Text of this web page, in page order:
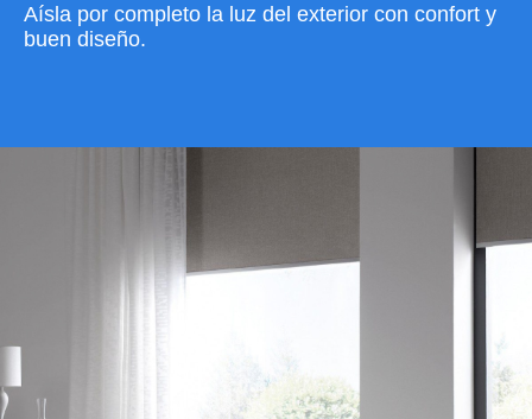
Aísla por completo la luz del exterior con confort y
buen diseño.
VER CATÁLOGO